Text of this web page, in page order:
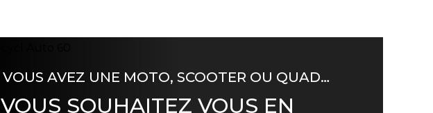
VOUS AVEZ UNE MOTO, SCOOTER OU QUAD…
VOUS SOUHAITEZ VOUS EN